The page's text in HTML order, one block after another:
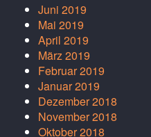
Juni 2019
Mai 2019
April 2019
März 2019
Februar 2019
Januar 2019
Dezember 2018
November 2018
Oktober 2018